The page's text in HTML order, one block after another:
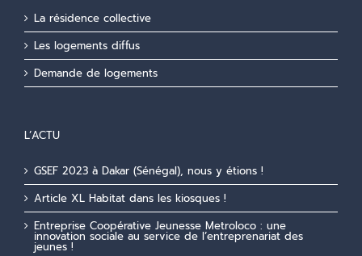
La résidence collective
Les logements diffus
Demande de logements
L’ACTU
GSEF 2023 à Dakar (Sénégal), nous y étions !
Article XL Habitat dans les kiosques !
Entreprise Coopérative Jeunesse Metroloco : une
innovation sociale au service de l’entreprenariat des
jeunes !